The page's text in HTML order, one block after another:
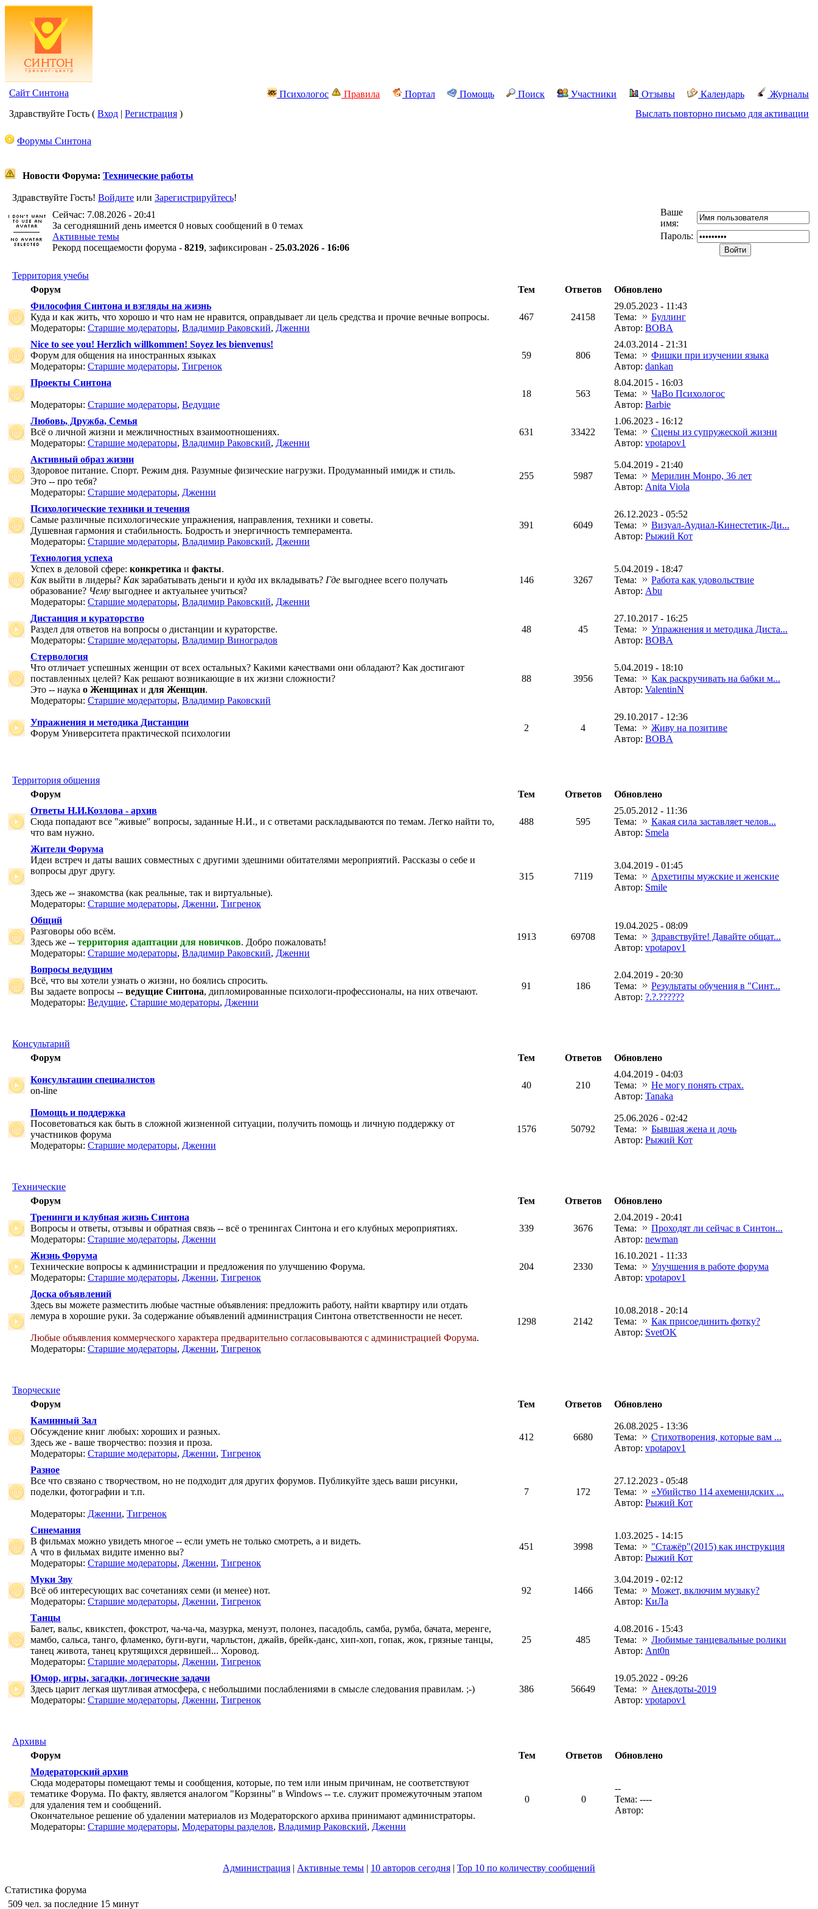
Сайт Синтона Психологос Правила Портал Помощь Поиск Участники Отзывы Календарь
Журналы
Здравствуйте Гость ( Вход | Регистрация ) Выслать повторно письмо для активации
Форумы Синтона
Новости Форума: Технические работы
Здравствуйте Гость! Войдите или Зарегистрируйтесь!
Сейчас: 7.08.2026 - 20:41
За сегодняшний день имеется 0 новых сообщений в 0 темах
Активные темы
Рекорд посещаемости форума - 8219, зафиксирован - 25.03.2026 - 16:06
Ваше
имя:
Пароль:
Территория учебы
Форум
Тем Ответов
Обновлено
Философия Синтона и взгляды на жизнь
Куда и как жить, что хорошо и что нам не нравится, оправдывает ли цель средства и прочие вечные вопросы.
Модераторы: Старшие модераторы, Владимир Раковский, Дженни
467 24158
29.05.2023 - 11:43
Тема:
Буллинг
Автор: BOBA
Nice to see you! Herzlich willkommen! Soyez les bienvenus!
Форум для общения на иностранных языках
Модераторы: Старшие модераторы, Тигренок
59 806
24.03.2014 - 21:31
Тема:
Фишки при изучении языка
Автор: dankan
Проекты Синтона
Модераторы: Старшие модераторы, Ведущие
18 563
8.04.2015 - 16:03
Тема:
ЧаВо Психологос
Автор: Barbie
Любовь, Дружба, Семья
Всё о личной жизни и межличностных взаимоотношениях.
Модераторы: Старшие модераторы, Владимир Раковский, Дженни
631 33422
1.06.2023 - 16:12
Тема:
Сцены из супружеской жизни
Автор: vpotapov1
Активный образ жизни
Здоровое питание. Спорт. Режим дня. Разумные физические нагрузки. Продуманный имидж и стиль.
Это -- про тебя?
Модераторы: Старшие модераторы, Дженни
255 5987
5.04.2019 - 21:40
Тема:
Мерилин Монро, 36 лет
Автор: Anita Viola
Психологические техники и течения
Самые различные психологические упражнения, направления, техники и советы.
Душевная гармония и стабильность. Бодрость и энергичность темперамента.
Модераторы: Старшие модераторы, Владимир Раковский, Дженни
391 6049
26.12.2023 - 05:52
Тема:
Визуал-Аудиал-Кинестетик-Ди...
Автор: Рыжий Кот
Технология успеха
Успех в деловой сфере: конкретика и факты.
Каквыйти в лидеры? Какзарабатывать деньги и куда их вкладывать? Где выгоднее всего получать
образование? Чему выгоднее и актуальнее учиться?
Модераторы: Старшие модераторы, Владимир Раковский, Дженни
146 3267
5.04.2019 - 18:47
Тема:
Работа как удовольствие
Автор: Abu
Дистанция и кураторство
Раздел для ответов на вопросы о дистанции и кураторстве.
Модераторы: Старшие модераторы, Владимир Виноградов
48 45
27.10.2017 - 16:25
Тема:
Упражнения и методика Диста...
Автор: BOBA
Стервология
Что отличает успешных женщин от всех остальных? Какими качествами они обладают? Как достигают
поставленных целей? Как решают возникающие в их жизни сложности?
Это -- наука о Женщинах и для Женщин.
Модераторы: Старшие модераторы, Владимир Раковский
88 3956
5.04.2019 - 18:10
Тема:
Как раскручивать на бабки м...
Автор: ValentinN
Упражнения и методика Дистанции
Форум Университета практической психологии
2 4
29.10.2017 - 12:36
Тема:
Живу на позитиве
Автор: BOBA
Территория общения
Форум
Тем Ответов
Обновлено
Ответы Н.И.Козлова - архив
Сюда попадают все "живые" вопросы, заданные Н.И., и с ответами раскладываются по темам. Легко найти то,
что вам нужно.
488 595
25.05.2012 - 11:36
Тема:
Какая сила заставляет челов...
Автор: Smela
Жители Форума
Идеи встреч и даты ваших совместных с другими здешними обитателями мероприятий. Рассказы о себе и
вопросы друг другу.
Здесь же -- знакомства (как реальные, так и виртуальные).
Модераторы: Старшие модераторы, Дженни, Тигренок
315 7119
3.04.2019 - 01:45
Тема:
Архетипы мужские и женские
Автор: Smile
Общий
Разговоры обо всём.
Здесь же -- территория адаптации для новичков. Добро пожаловать!
Модераторы: Старшие модераторы, Владимир Раковский, Дженни
1913 69708
19.04.2025 - 08:09
Тема:
Здравствуйте! Давайте общат...
Автор: vpotapov1
Вопросы ведущим
Всё, что вы хотели узнать о жизни, но боялись спросить.
Вы задаете вопросы -- ведущие Синтона, дипломированные психологи-профессионалы, на них отвечают.
Модераторы: Ведущие, Старшие модераторы, Дженни
91 186
2.04.2019 - 20:30
Тема:
Результаты обучения в "Синт...
Автор: ?.?.??????
Консультарий
Форум
Тем Ответов Обновлено
Консультации специалистов
on-line
40 210
4.04.2019 - 04:03
Тема:
Не могу понять страх.
Автор: Tanaka
Помощь и поддержка
Посоветоваться как быть в сложной жизненной ситуации, получить помощь и личную поддержку от
участников форума
Модераторы: Старшие модераторы, Дженни
1576 50792
25.06.2026 - 02:42
Тема:
Бывшая жена и дочь
Автор: Рыжий Кот
Технические
Форум
Тем Ответов
Обновлено
Тренинги и клубная жизнь Синтона
Вопросы и ответы, отзывы и обратная связь -- всё о тренингах Синтона и его клубных мероприятиях.
Модераторы: Старшие модераторы, Дженни
339 3676
2.04.2019 - 20:41
Тема:
Проходят ли сейчас в Синтон...
Автор: newman
Жизнь Форума
Технические вопросы к администрации и предложения по улучшению Форума.
Модераторы: Старшие модераторы, Дженни, Тигренок
204 2330
16.10.2021 - 11:33
Тема:
Улучшения в работе форума
Автор: vpotapov1
Доска объявлений
Здесь вы можете разместить любые частные объявления: предложить работу, найти квартиру или отдать
лемура в хорошие руки. За содержание объявлений администрация Синтона ответственности не несет.
Любые объявления коммерческого характера предварительно согласовываются с администрацией Форума.
Модераторы: Старшие модераторы, Дженни, Тигренок
1298 2142
10.08.2018 - 20:14
Тема:
Как присоединить фотку?
Автор: SvetOK
Творческие
Форум
Тем Ответов
Обновлено
Каминный Зал
Обсуждение книг любых: хороших и разных.
Здесь же - ваше творчество: поэзия и проза.
Модераторы: Старшие модераторы, Дженни, Тигренок
412 6680
26.08.2025 - 13:36
Тема:
Стихотворения, которые вам ...
Автор: vpotapov1
Разное
Все что свзяано с творчеством, но не подходит для других форумов. Публикуйте здесь ваши рисунки,
поделки, фотографии и т.п.
Модераторы: Дженни, Тигренок
7 172
27.12.2023 - 05:48
Тема:
«Убийство 114 ахеменидских ...
Автор: Рыжий Кот
Синемания
В фильмах можно увидеть многое -- если уметь не только смотреть, а и видеть.
А что в фильмах видите именно вы?
Модераторы: Старшие модераторы, Дженни, Тигренок
451 3998
1.03.2025 - 14:15
Тема:
"Стажёр"(2015) как инструкция
Автор: Рыжий Кот
Муки Зву
Всё об интересующих вас сочетаниях семи (и менее) нот.
Модераторы: Старшие модераторы, Дженни, Тигренок
92 1466
3.04.2019 - 02:12
Тема:
Может, включим музыку?
Автор: КиЛа
Танцы
Балет, вальс, квикстеп, фокстрот, ча-ча-ча, мазурка, менуэт, полонез, пасадобль, самба, румба, бачата, меренге,
мамбо, сальса, танго, фламенко, буги-вуги, чарльстон, джайв, брейк-данс, хип-хоп, гопак, жок, грязные танцы,
танец живота, танец крутящихся дервишей... Хоровод.
Модераторы: Старшие модераторы, Дженни, Тигренок
25 485
4.08.2016 - 15:43
Тема:
Любимые танцевальные ролики
Автор: Ant0n
Юмор, игры, загадки, логические задачи
Здесь царит легкая шутливая атмосфера, с небольшими послаблениями в смысле следования правилам. ;-)
Модераторы: Старшие модераторы, Дженни, Тигренок
386 56649
19.05.2022 - 09:26
Тема:
Анекдоты-2019
Автор: vpotapov1
Архивы
Форум
Тем Ответов
Обновлено
Модераторский архив
Сюда модераторы помещают темы и сообщения, которые, по тем или иным причинам, не соответствуют
тематике Форума. По факту, является аналогом "Корзины" в Windows -- т.е. служит промежуточным этапом
для удаления тем и сообщений.
Окончательное решение об удалении материалов из Модераторского архива принимают администраторы.
Модераторы: Старшие модераторы, Модераторы разделов, Владимир Раковский, Дженни
0 0
--
Тема: ----
Автор:
Администрация | Активные темы | 10 авторов сегодня | Top 10 по количеству сообщений
Статистика форума
509 чел. за последние 15 минут